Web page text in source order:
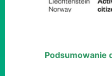
Podsumowanie